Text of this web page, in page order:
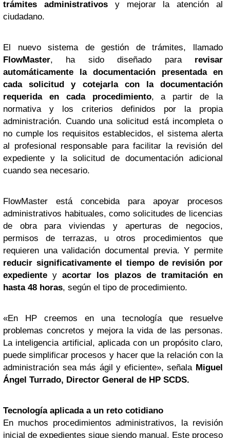
trámites administrativosy mejorar la atención al
ciudadano.
El nuevo sistema de gestión de trámites, llamado
FlowMaster, ha sido diseñado para revisar
automáticamente la documentación presentada en
cada solicitud y cotejarla con la documentación
requerida en cada procedimiento, a partir de la
normativa y los criterios definidos por la propia
administración. Cuando una solicitud está incompleta o
no cumple los requisitos establecidos, el sistema alerta
al profesional responsable para facilitar la revisión del
expediente y la solicitud de documentación adicional
cuando sea necesario.
FlowMaster está concebida para apoyar procesos
administrativos habituales, como solicitudes de licencias
de obra para viviendas y aperturas de negocios,
permisos de terrazas, u otros procedimientos que
requieren una validación documental previa. Y permite
reducir significativamente el tiempo de revisión por
expediente yacortar los plazos de tramitaciónen
hasta 48 horas, según el tipo de procedimiento.
«En HP creemos en una tecnología que resuelve
problemas concretos y mejora la vida de las personas.
La inteligencia artificial, aplicada con un propósito claro,
puede simplificar procesos y hacer que la relación con la
administración sea más ágil y eficiente», señala Miguel
Ángel Turrado, Director General de HP SCDS.
Tecnología aplicada a un reto cotidiano
En muchos procedimientos administrativos, la revisión
inicial de expedientes sigue siendo manual. Este proceso